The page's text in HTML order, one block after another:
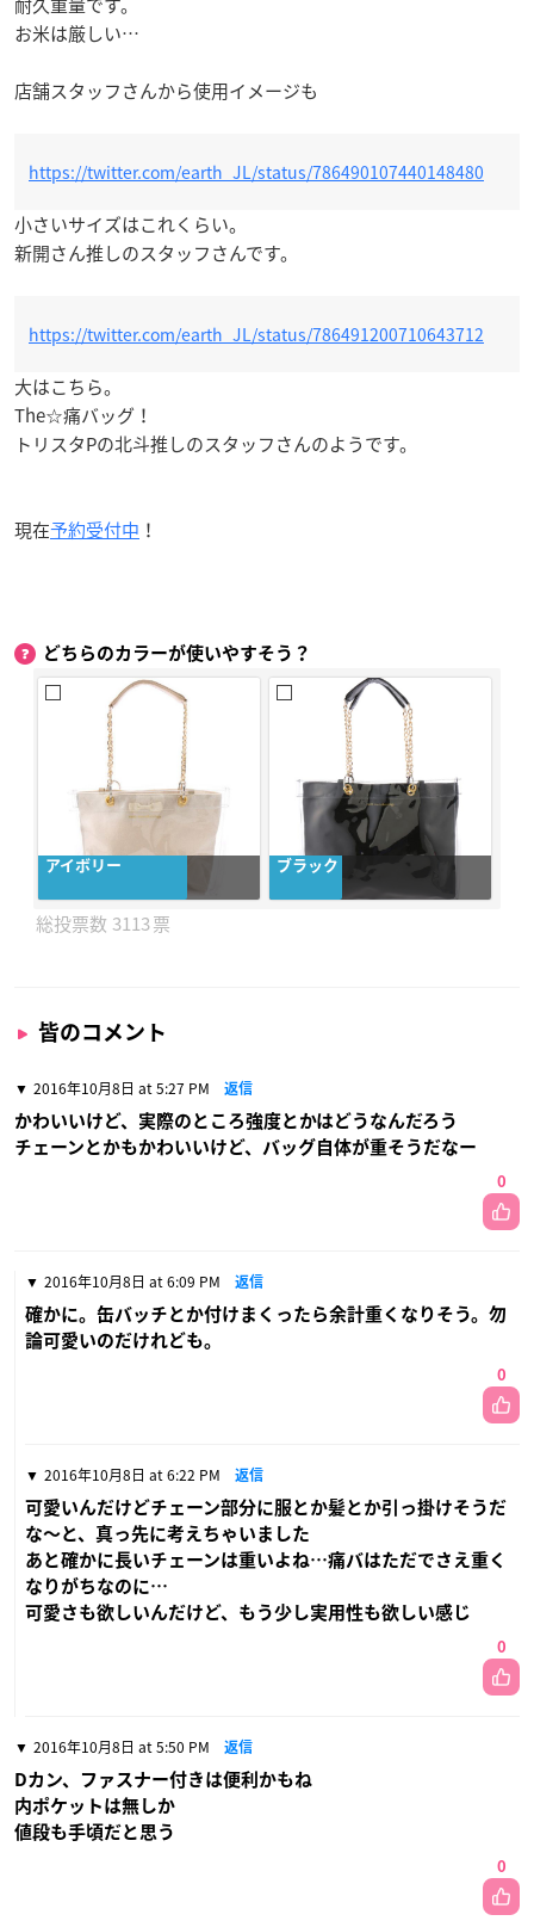
お米は厳しい…
店舗スタッフさんから使用イメージも
https://twitter.com/earth_JL/status/786490107440148480
小さいサイズはこれくらい。
新開さん推しのスタッフさんです。
https://twitter.com/earth_JL/status/786491200710643712
大はこちら。
The☆痛バッグ！
トリスタPの北斗推しのスタッフさんのようです。
現在予約受付中 ！
どちらのカラーが使いやすそう？
アイボリー ブラック
3113
皆のコメント
2016年10月8日 at 5:27 PM 返信
かわいいけど、実際のところ強度とかはどうなんだろう
チェーンとかもかわいいけど、バッグ自体が重そうだなー
0
2016年10月8日 at 6:09 PM 返信
確かに。缶バッチとか付けまくったら余計重くなりそう。勿
論可愛いのだけれども。
0
2016年10月8日 at 6:22 PM 返信
可愛いんだけどチェーン部分に服とか髪とか引っ掛けそうだ
な〜と、真っ先に考えちゃいました
あと確かに長いチェーンは重いよね…痛バはただでさえ重く
なりがちなのに…
可愛さも欲しいんだけど、もう少し実用性も欲しい感じ
0
2016年10月8日 at 5:50 PM 返信
Dカン、ファスナー付きは便利かもね
内ポケットは無しか
値段も手頃だと思う
0